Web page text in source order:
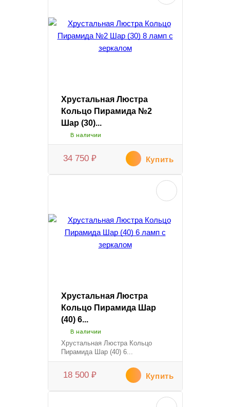
Хрустальная Люстра
Кольцо Пирамида №2
Шар (30)...
В наличии
34 750 ₽ Купить
Хрустальная Люстра
Кольцо Пирамида Шар
(40) 6...
В наличии
Хрустальная Люстра Кольцо
Пирамида Шар (40) 6...
18 500 ₽ Купить